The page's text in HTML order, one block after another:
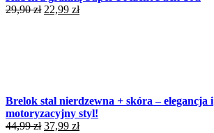
29,90zł Pierwotna
22,99 złAktualna
Brelok stal nierdzewna + skóra – elegancja i
motoryzacyjny styl!
44,99zł Pierwotna
37,99 złAktualna